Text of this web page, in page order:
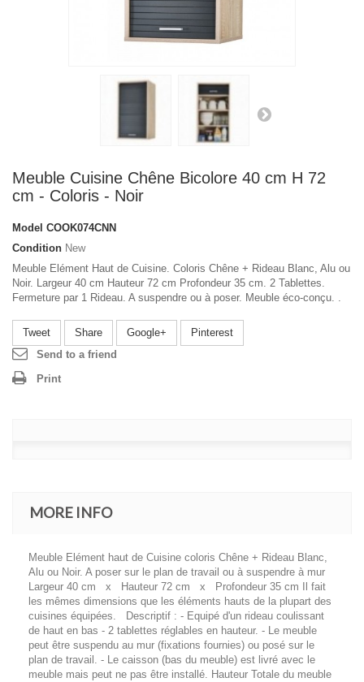
Meuble Cuisine Chêne Bicolore 40 cm H 72
cm - Coloris - Noir
Model COOK074CNN
Condition New
Meuble Elément Haut de Cuisine. Coloris Chêne + Rideau Blanc, Alu ou
Noir. Largeur 40 cm Hauteur 72 cm Profondeur 35 cm. 2 Tablettes.
Fermeture par 1 Rideau. A suspendre ou à poser. Meuble éco-conçu. .
Tweet Share Google+
Pinterest
Send to a friend
Print
MORE INFO
Meuble Elément haut de Cuisine coloris Chêne + Rideau Blanc,
Alu ou Noir. A poser sur le plan de travail ou à suspendre à mur
Largeur 40 cm x Hauteur 72 cm x Profondeur 35 cm Il fait
les mêmes dimensions que les éléments hauts de la plupart des
cuisines équipées. Descriptif : - Equipé d'un rideau coulissant
de haut en bas - 2 tablettes réglables en hauteur. - Le meuble
peut être suspendu au mur (fixations fournies) ou posé sur le
plan de travail. - Le caisson (bas du meuble) est livré avec le
meuble mais peut ne pas être installé. Hauteur Totale du meuble